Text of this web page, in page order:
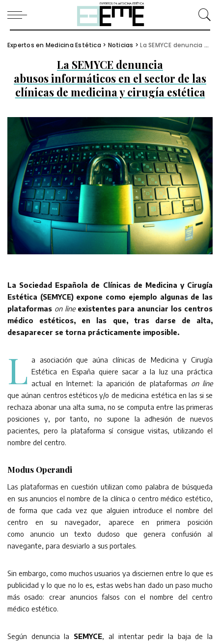
Expertos en Medicina Estética > Noticias >La SEMYCE denuncia abusos informáticos en el sector de las clínicas de medicina y cirugía estética
La SEMYCE denuncia
abusos informáticos en el sector de las
clínicas de medicina y cirugía estética
La Sociedad Española de Clínicas de Medicina y Cirugía
Estética (SEMYCE) expone como ejemplo algunas de las
plataformas on lineexistentes para anunciar los centros
médico estéticos, en las que, tras darse de alta,
desaparecer se torna prácticamente imposible.
L a asociación que aúna clínicas de Medicina y Cirugía
Estética en España quiere sacar a la luz una práctica
actual en Internet: la aparición de plataformas on line
que aúnan centros estéticos y/o de medicina estética en las si se
rechaza abonar una alta suma, no se computa entre las primeras
posiciones y, por tanto, no supone la adhesión de nuevos
pacientes, pero la plataforma sí consigue visitas, utilizando el
nombre del centro.
Modus Operandi
Las plataformas en cuestión utilizan como palabra de búsqueda
en sus anuncios el nombre de la clínica o centro médico estético,
de forma que cada vez que alguien introduce el nombre del
centro en su navegador, aparece en primera posición
como anuncio un texto dudoso que genera confusión al
navegante, para desviarlo a sus portales.
Sin embargo, como muchos usuarios ya disciernen entre lo que es
publicidad y lo que no lo es, estas webs han dado un paso mucho
más osado: crear anuncios falsos con el nombre del centro
médico estético.
Según denuncia la SEMYCE, al intentar pedir la baja de la